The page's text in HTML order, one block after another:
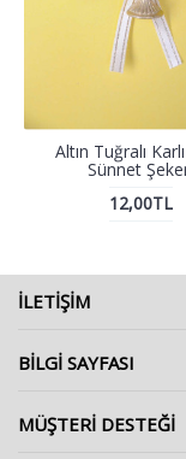
Altın Tuğralı
Sünnet
12,00TL
ILETIŞIM
BILGI SAYFASI
MÜŞTERI DESTEĞI